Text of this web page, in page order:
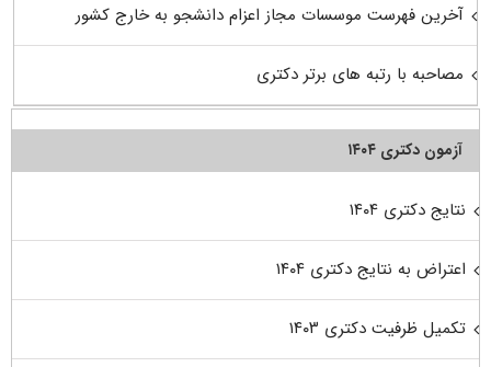
آخرین فهرست موسسات مجاز اعزام دانشجو به خارج کشور
مصاحبه با رتبه های برتر دکتری
آزمون دکتری ۱۴۰۴
نتایج دکتری ۱۴۰۴
اعتراض به نتایج دکتری ۱۴۰۴
تکمیل ظرفیت دکتری ۱۴۰۳